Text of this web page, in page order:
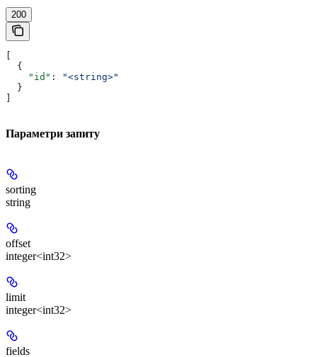
200
  {
    "id"
:
"<string>"
  }
Параметри запиту
sorting
string
offset
integer<int32>
limit
integer<int32>
fields